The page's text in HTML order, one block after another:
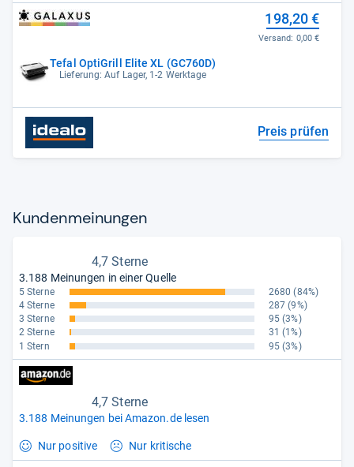
Tefal OptiGrill Elite XL (GC760D)
Lieferung: Auf Lager, 1-2 Werktage
198,20 €
Versand: 0,00 €
Preis prüfen
Kun­den­mei­nun­gen
4,7 Sterne
3.188 Meinungen in einer Quelle
5 Sterne 2680 (84%)
4 Sterne
287 (9%)
3 Sterne
95 (3%)
2 Sterne
31 (1%)
1 Stern
95 (3%)
4,7 Sterne
3.188 Meinungen bei Amazon.de lesen
Nur positive Nur kritische